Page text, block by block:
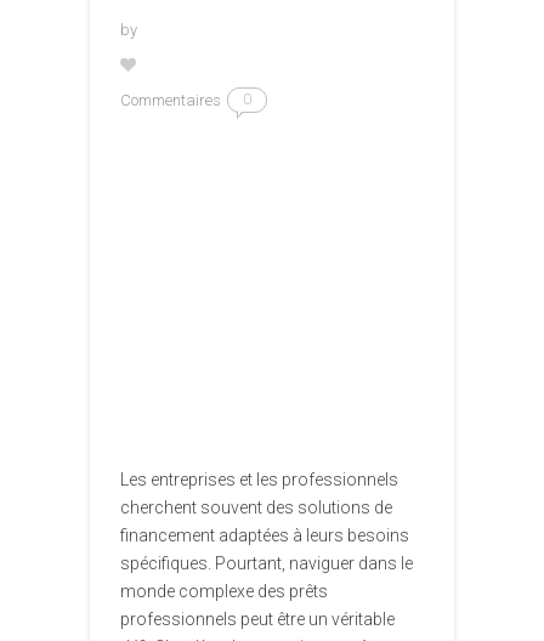
by
Commentaires 0
Les entreprises et les professionnels
cherchent souvent des solutions de
financement adaptées à leurs besoins
spécifiques. Pourtant, naviguer dans le
monde complexe des prêts
professionnels peut être un véritable